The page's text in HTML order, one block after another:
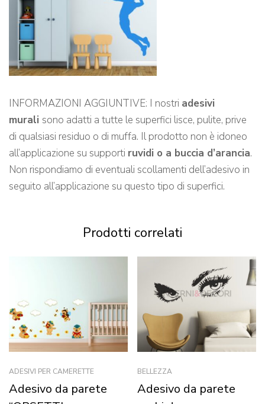
INFORMAZIONI AGGIUNTIVE: I nostri adesivi
murali sono adatti a tutte le superfici lisce, pulite, prive
di qualsiasi residuo o di muffa. Il prodotto non è idoneo
all’applicazione su supporti ruvidi o a buccia d’arancia.
Non rispondiamo di eventuali scollamenti dell’adesivo in
seguito all’applicazione su questo tipo di superfici.
Prodotti correlati
ADESIVI PER CAMERETTE
Adesivo da parete
BELLEZZA
Adesivo da parete